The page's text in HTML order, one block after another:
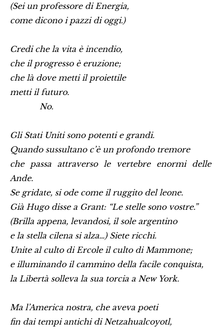
(Sei un professore di Energia,
come dicono i pazzi di oggi.)
Credi che la vita è incendio,
che il progresso è eruzione;
che là dove metti il proiettile
metti il futuro.
No.
Gli Stati Uniti sono potenti e grandi.
Quando sussultano c’è un profondo tremore
che passa attraverso le vertebre enormi delle
Ande.
Se gridate, si ode come il ruggito del leone.
Già Hugo disse a Grant: “Le stelle sono vostre.”
(Brilla appena, levandosi, il sole argentino
e la stella cilena si alza…) Siete ricchi.
Unite al culto di Ercole il culto di Mammone;
e illuminando il cammino della facile conquista,
la Libertà solleva la sua torcia a New York.
Ma l’America nostra, che aveva poeti
fin dai tempi antichi di Netzahualcoyotl,